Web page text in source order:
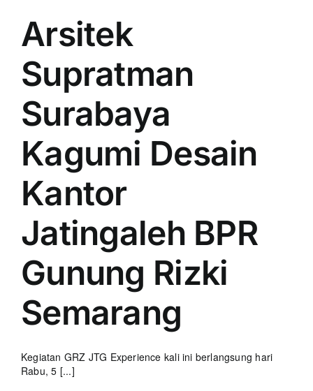
Arsitek
Supratman
Surabaya
Kagumi Desain
Kantor
Jatingaleh BPR
Gunung Rizki
Semarang
Kegiatan GRZ JTG Experience kali ini berlangsung hari
Rabu, 5 [...]